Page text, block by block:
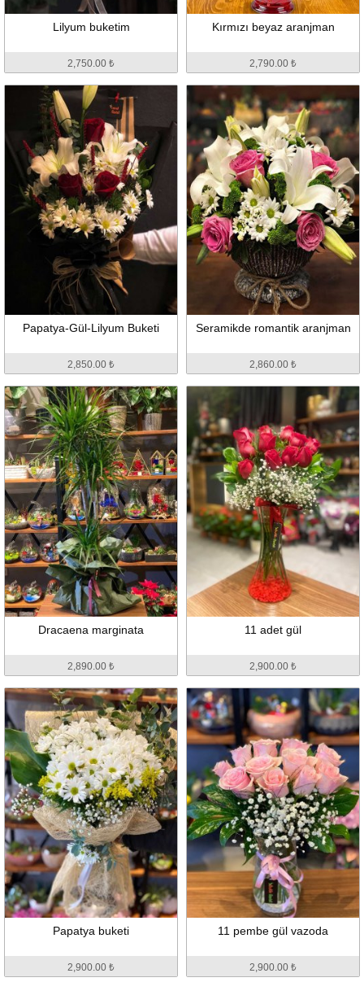
Lilyum buketim
2,750.00 ₺
Kırmızı beyaz aranjman
2,790.00 ₺
Papatya-Gül-Lilyum Buketi
2,850.00 ₺
Seramikde romantik aranjman
2,860.00 ₺
Dracaena marginata
2,890.00 ₺
11 adet gül
2,900.00 ₺
Papatya buketi
2,900.00 ₺
11 pembe gül vazoda
2,900.00 ₺